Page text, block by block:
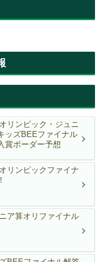
リンピック・ジュニ
ッズBEEファイナル
賞ボーダー予想
リンピックファイナ
ア算オリファイナル